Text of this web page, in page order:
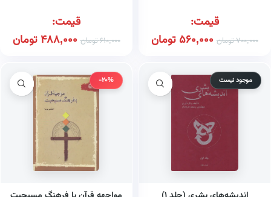
قیمت:
700,000تومان 560,000 تومان
قیمت:
610,000تومان 488,000تومان
موجود نیست -20%